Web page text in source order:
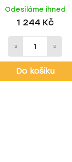
Odesíláme ihned
1 244 Kč
Do košíku